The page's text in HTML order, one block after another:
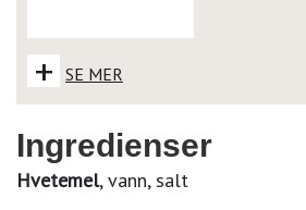
+ SE MER
Ingredienser
Hvetemel, vann, salt